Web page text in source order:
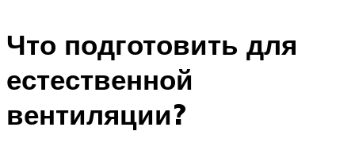
Что подготовить для
естественной
вентиляции?